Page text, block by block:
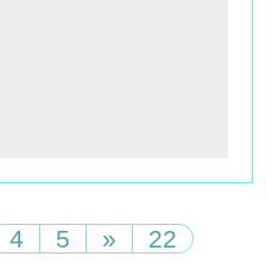
4 5 » 22